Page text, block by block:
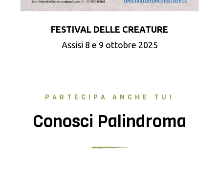
FESTIVAL DELLE CREATURE
Assisi 8 e 9 ottobre 2025
PARTECIPA ANCHE TU!
Conosci Palindroma